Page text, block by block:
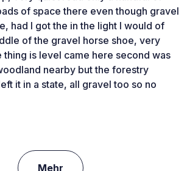
of space there even though gravel
had I got the in the light I would of
of the gravel horse shoe, very
is level came here second was
nearby but the forestry
it in a state, all gravel too so no
Mehr